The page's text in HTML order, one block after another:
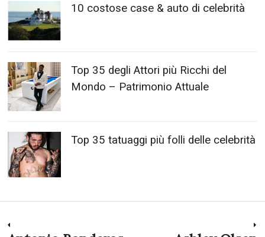
10 costose case & auto di celebrità
Top 35 degli Attori più Ricchi del
Mondo – Patrimonio Attuale
Top 35 tatuaggi più folli delle celebrità